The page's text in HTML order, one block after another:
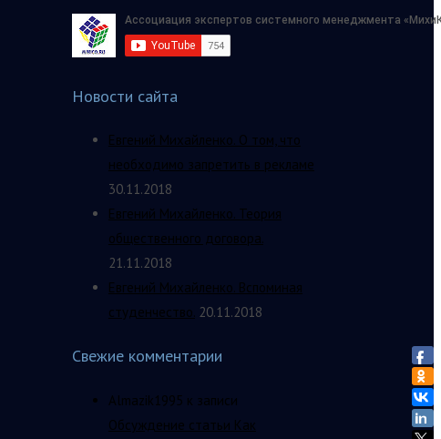
Новости сайта
Евгений Михайленко. О том, что
необходимо запретить в рекламе
30.11.2018
Евгений Михайленко. Теория
общественного договора.
21.11.2018
Евгений Михайленко. Вспоминая
студенчество. 20.11.2018
Свежие комментарии
Almazik1995 к записи
Обсуждение статьи Как